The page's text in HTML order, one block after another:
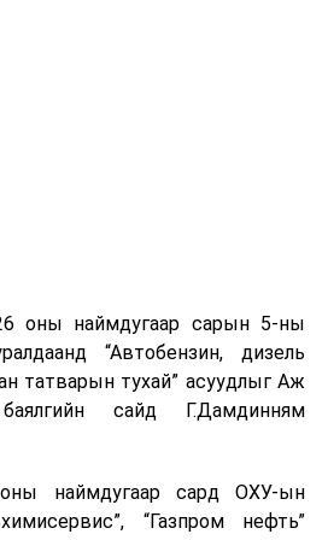
оны наймдугаар сарын 5-ны
“Автобензин, дизель
татварын тухай” асуудлыг Аж
сайд Г.Дамдинням
наймдугаар сард ОХУ-ын
“Газпром нефть”